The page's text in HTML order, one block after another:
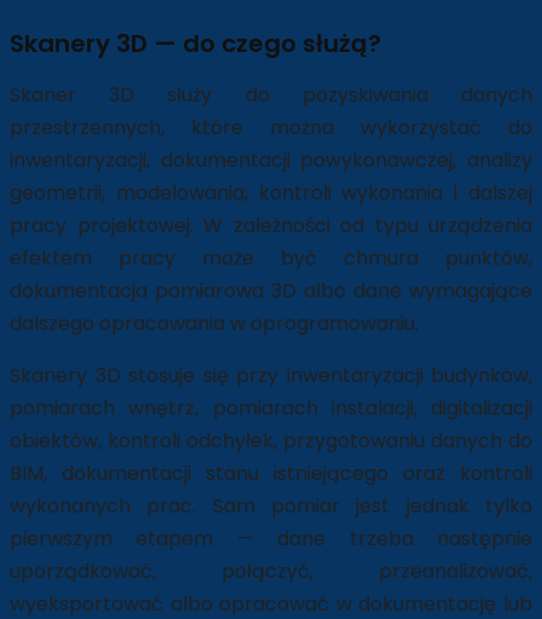
Skanery 3D — do czego służą?
Skaner 3D służy do pozyskiwania danych
przestrzennych, które można wykorzystać do
inwentaryzacji, dokumentacji powykonawczej, analizy
geometrii, modelowania, kontroli wykonania i dalszej
pracy projektowej. W zależności od typu urządzenia
efektem pracy może być chmura punktów,
dokumentacja pomiarowa 3D albo dane wymagające
dalszego opracowania w oprogramowaniu.
Skanery 3D stosuje się przy inwentaryzacji budynków,
pomiarach wnętrz, pomiarach instalacji, digitalizacji
obiektów, kontroli odchyłek, przygotowaniu danych do
BIM, dokumentacji stanu istniejącego oraz kontroli
wykonanych prac. Sam pomiar jest jednak tylko
pierwszym etapem — dane trzeba następnie
uporządkować, połączyć, przeanalizować,
wyeksportować albo opracować w dokumentację lub